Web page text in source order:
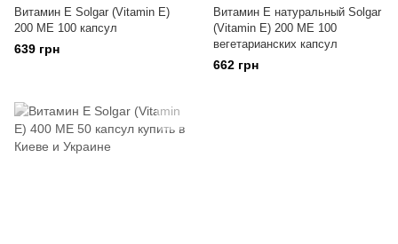
Витамин E Solgar (Vitamin E)
200 ME 100 капсул
639 грн
Витамин Е натуральный Solgar
(Vitamin E) 200 МЕ 100
вегетарианских капсул
662 грн